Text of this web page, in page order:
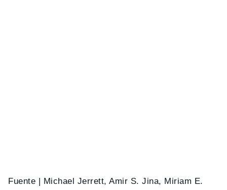
Fuente | Michael Jerrett, Amir S. Jina, Miriam E.